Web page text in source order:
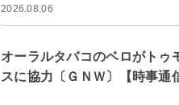
2026.08.06
オーラルタバコのベロがトゥ
スに協力〔ＧＮＷ〕【時事通